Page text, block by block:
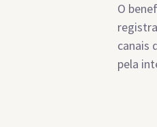
O
canais
pela